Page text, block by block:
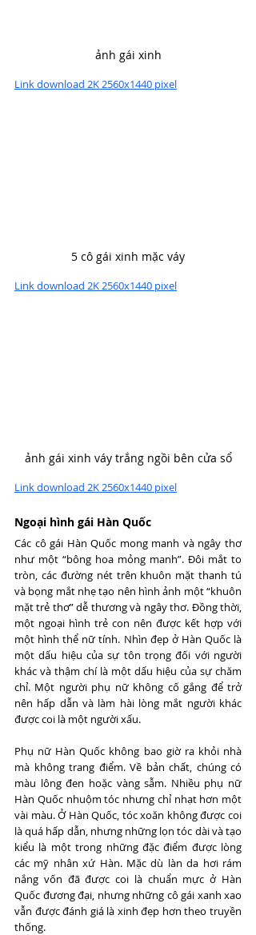
ảnh gái xinh
Link download 2K 2560x1440 pixel
5 cô gái xinh mặc váy
Link download 2K 2560x1440 pixel
ảnh gái xinh váy trắng ngồi bên cửa sổ
Link download 2K 2560x1440 pixel
Ngoại hình gái Hàn Quốc
Các cô gái Hàn Quốc mong manh và ngây thơ
như một “bông hoa mỏng manh”. Đôi mắt to
tròn, các đường nét trên khuôn mặt thanh tú
và bọng mắt nhẹ tạo nên hình ảnh một “khuôn
mặt trẻ thơ” dễ thương và ngây thơ. Đồng thời,
một ngoại hình trẻ con nên được kết hợp với
một hình thể nữ tính. Nhìn đẹp ở Hàn Quốc là
một dấu hiệu của sự tôn trọng đối với người
khác và thậm chí là một dấu hiệu của sự chăm
chỉ. Một người phụ nữ không cố gắng để trở
nên hấp dẫn và làm hài lòng mắt người khác
được coi là một người xấu.
Phụ nữ Hàn Quốc không bao giờ ra khỏi nhà
mà không trang điểm. Về bản chất, chúng có
màu lông đen hoặc vàng sẫm. Nhiều phụ nữ
Hàn Quốc nhuộm tóc nhưng chỉ nhạt hơn một
vài màu. Ở Hàn Quốc, tóc xoăn không được coi
là quá hấp dẫn, nhưng những lọn tóc dài và tạo
kiểu là một trong những đặc điểm được lòng
các mỹ nhân xứ Hàn. Mặc dù làn da hơi rám
nắng vốn đã được coi là chuẩn mực ở Hàn
Quốc đương đại, nhưng những cô gái xanh xao
vẫn được đánh giá là xinh đẹp hơn theo truyền
thống.